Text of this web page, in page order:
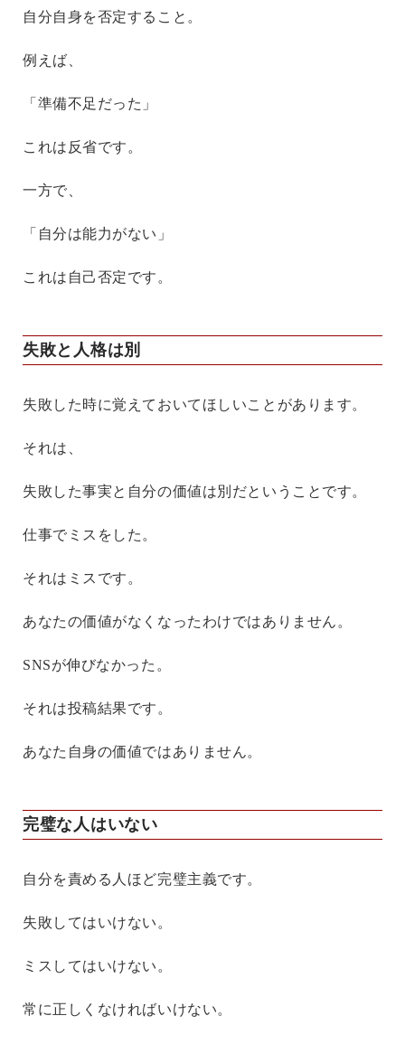
自分自身を否定すること。
例えば、
「準備不足だった」
これは反省です。
一方で、
「自分は能力がない」
これは自己否定です。
失敗と人格は別
失敗した時に覚えておいてほしいことがあります。
それは、
失敗した事実と自分の価値は別だということです。
仕事でミスをした。
それはミスです。
あなたの価値がなくなったわけではありません。
SNSが伸びなかった。
それは投稿結果です。
あなた自身の価値ではありません。
完璧な人はいない
自分を責める人ほど完璧主義です。
失敗してはいけない。
ミスしてはいけない。
常に正しくなければいけない。